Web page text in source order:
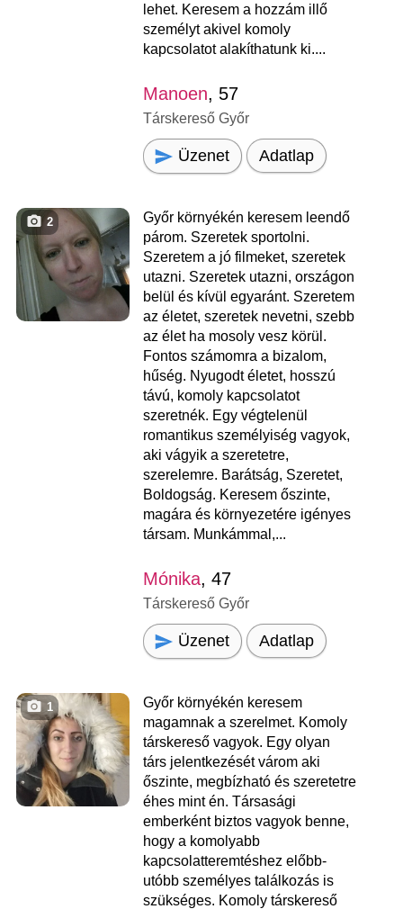
lehet. Keresem a hozzám illő
személyt akivel komoly
kapcsolatot alakíthatunk ki....
Manoen, 57
Társkereső Győr
Üzenet Adatlap
2
Győr környékén keresem leendő
párom. Szeretek sportolni.
Szeretem a jó filmeket, szeretek
utazni. Szeretek utazni, országon
belül és kívül egyaránt. Szeretem
az életet, szeretek nevetni, szebb
az élet ha mosoly vesz körül.
Fontos számomra a bizalom,
hűség. Nyugodt életet, hosszú
távú, komoly kapcsolatot
szeretnék. Egy végtelenül
romantikus személyiség vagyok,
aki vágyik a szeretetre,
szerelemre. Barátság, Szeretet,
Boldogság. Keresem őszinte,
magára és környezetére igényes
társam. Munkámmal,...
Mónika, 47
Társkereső Győr
Üzenet Adatlap
1
Győr környékén keresem
magamnak a szerelmet. Komoly
társkereső vagyok. Egy olyan
társ jelentkezését várom aki
őszinte, megbízható és szeretetre
éhes mint én. Társasági
emberként biztos vagyok benne,
hogy a komolyabb
kapcsolatteremtéshez előbb-
utóbb személyes találkozás is
szükséges. Komoly társkereső